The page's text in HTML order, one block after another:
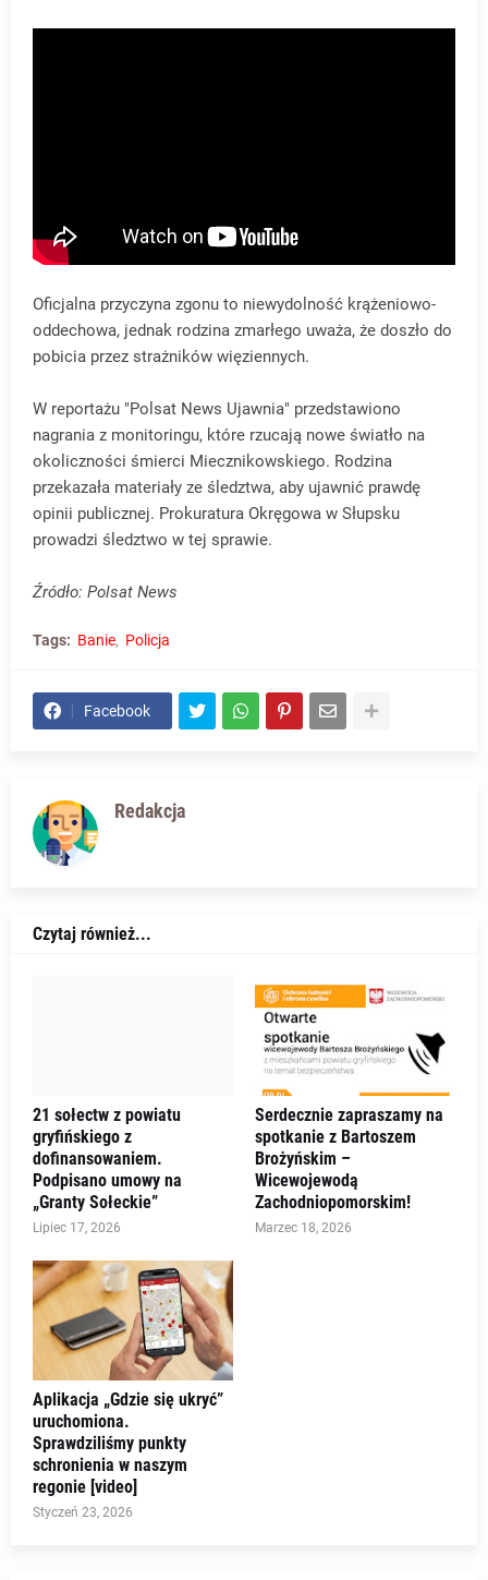
Oficjalna przyczyna zgonu to niewydolność krążeniowo-
oddechowa, jednak rodzina zmarłego uważa, że doszło do
pobicia przez strażników więziennych.
W reportażu "Polsat News Ujawnia" przedstawiono
nagrania z monitoringu, które rzucają nowe światło na
okoliczności śmierci Miecznikowskiego. Rodzina
przekazała materiały ze śledztwa, aby ujawnić prawdę
opinii publicznej. Prokuratura Okręgowa w Słupsku
prowadzi śledztwo w tej sprawie.
Źródło: Polsat News
Tags: Banie Policja
Facebook
Redakcja
Czytaj również...
21 sołectw z powiatu
gryfińskiego z
dofinansowaniem.
Podpisano umowy na
„Granty Sołeckie”
Lipiec 17, 2026
Serdecznie zapraszamy na
spotkanie z Bartoszem
Brożyńskim –
Wicewojewodą
Zachodniopomorskim!
Marzec 18, 2026
Aplikacja „Gdzie się ukryć”
uruchomiona.
Sprawdziliśmy punkty
schronienia w naszym
regonie [video]
Styczeń 23, 2026